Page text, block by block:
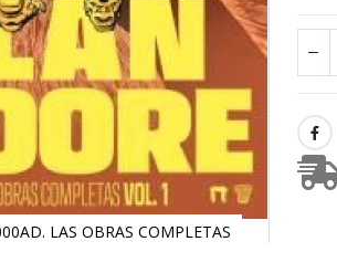
LAS OBRAS COMPLETAS